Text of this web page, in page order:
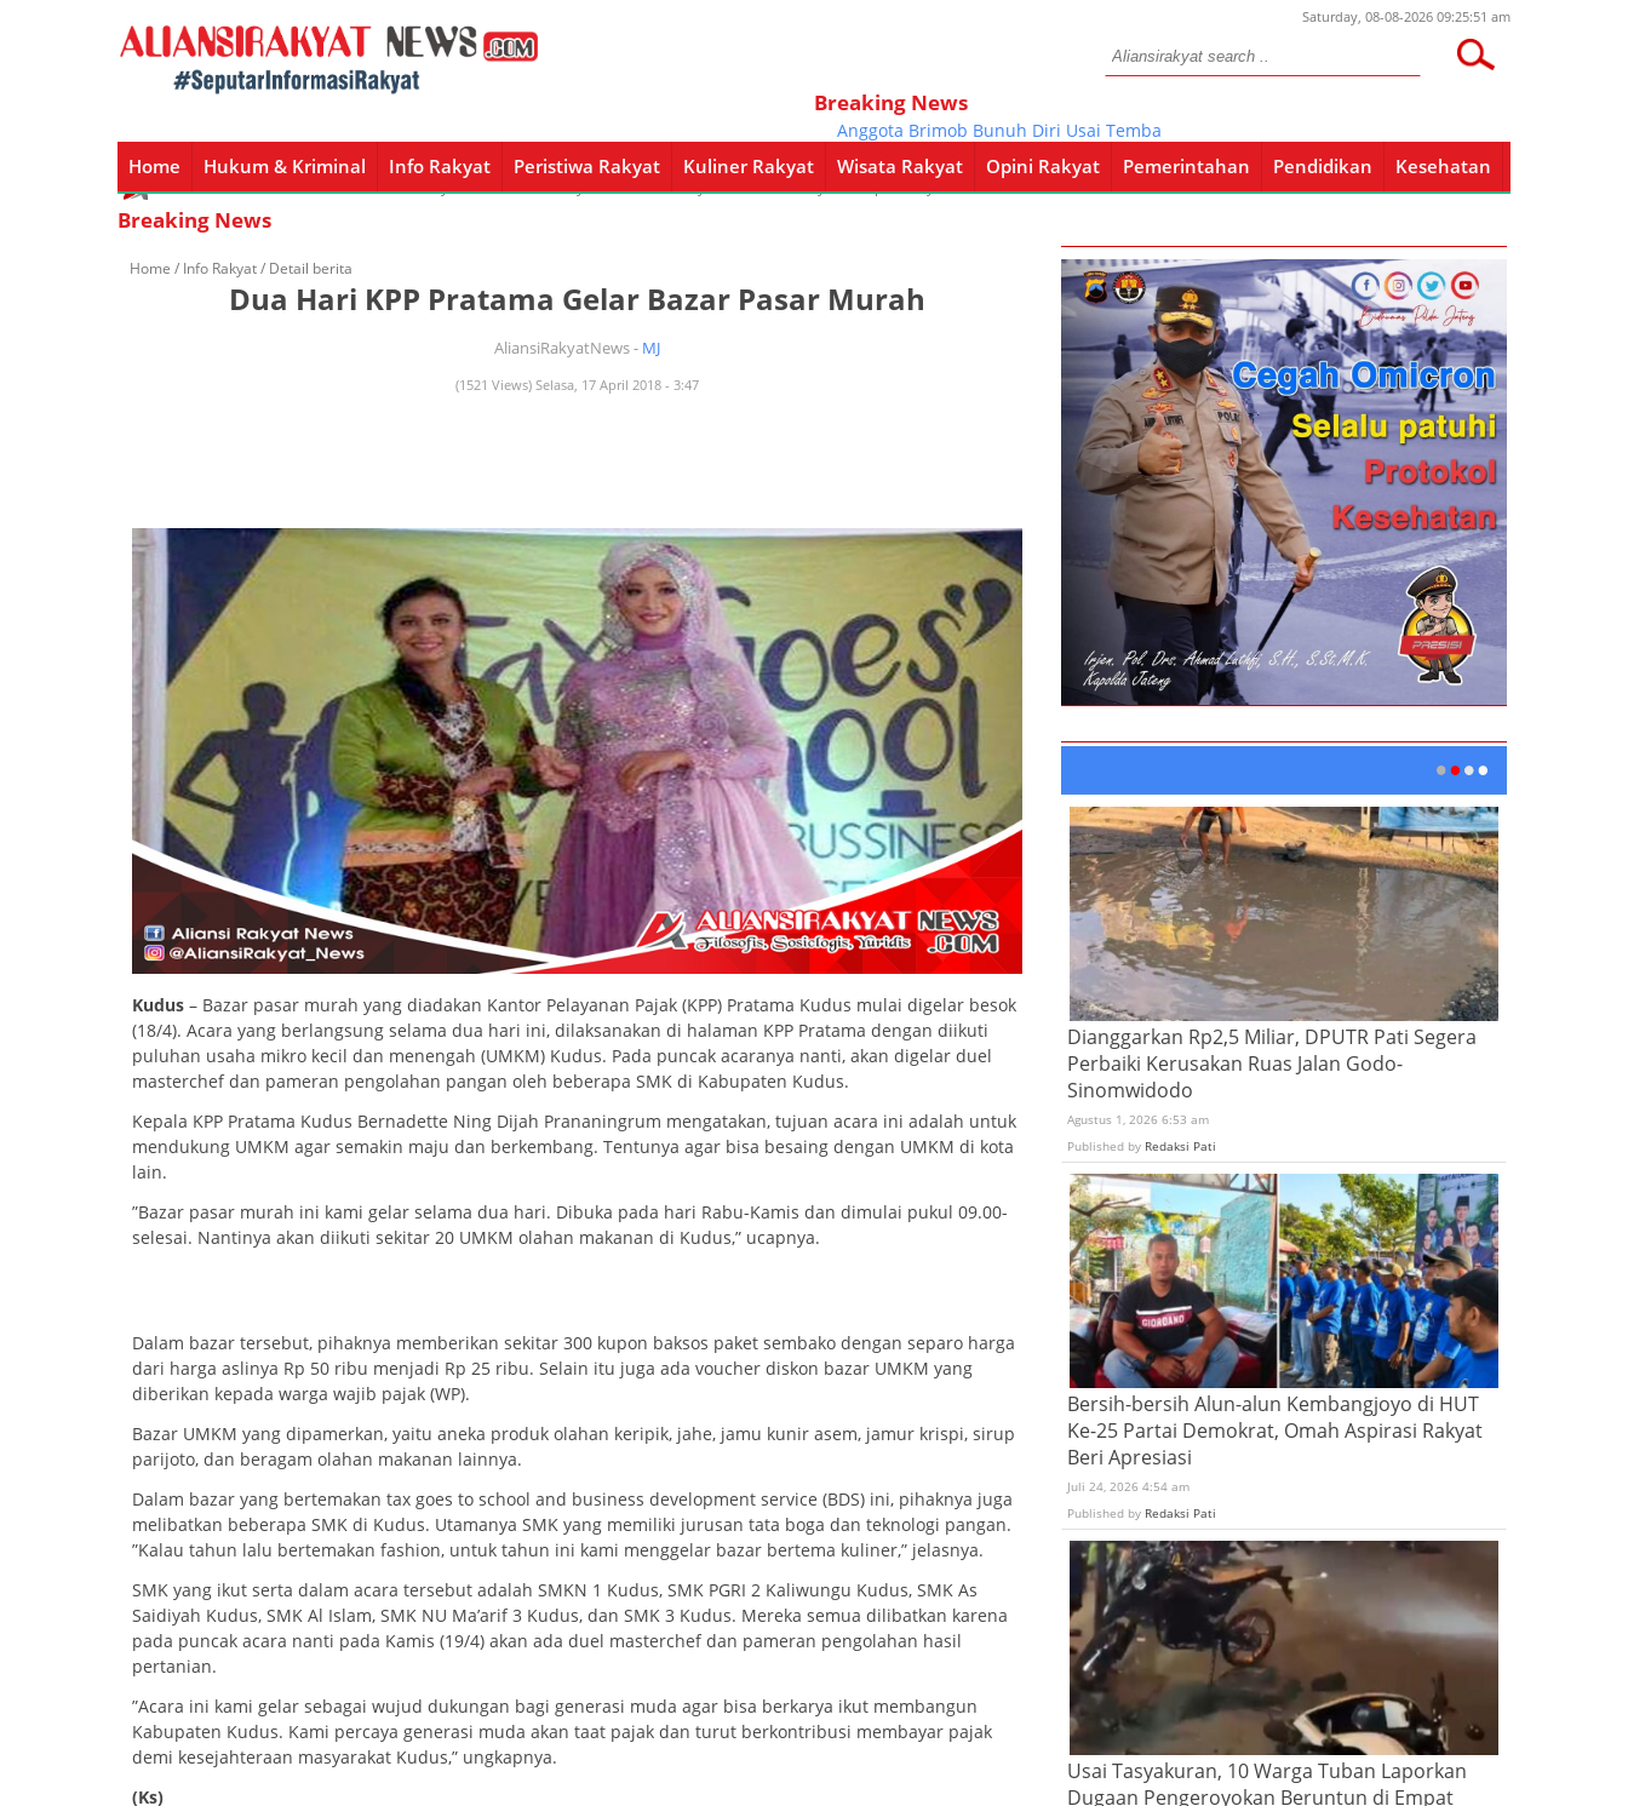
Saturday, 08-08-2026 09:25:51 am
Breaking News
Anggota Brimob Bunuh Diri Usai Tembak Mati Dua Rekannya
Home Hukum & Kriminal Info Rakyat Peristiwa Rakyat Kuliner Rakyat Wisata Rakyat Opini Rakyat Pemerintahan Pendidikan Kesehatan
Home Hukum & Kriminal Info Rakyat Peristiwa Rakyat Kuliner Rakyat Wisata Rakyat Opini Rakyat Pemerintahan Pendidikan Kesehatan
Breaking News
Home / Info Rakyat/ Detail berita
Dua Hari KPP Pratama Gelar Bazar Pasar Murah
AliansiRakyatNews - MJ
(1521 Views) Selasa, 17 April 2018 - 3:47
Kudus – Bazar pasar murah yang diadakan Kantor Pelayanan Pajak (KPP) Pratama Kudus mulai digelar besok
(18/4). Acara yang berlangsung selama dua hari ini, dilaksanakan di halaman KPP Pratama dengan diikuti
puluhan usaha mikro kecil dan menengah (UMKM) Kudus. Pada puncak acaranya nanti, akan digelar duel
masterchef dan pameran pengolahan pangan oleh beberapa SMK di Kabupaten Kudus.
Kepala KPP Pratama Kudus Bernadette Ning Dijah Prananingrum mengatakan, tujuan acara ini adalah untuk
mendukung UMKM agar semakin maju dan berkembang. Tentunya agar bisa besaing dengan UMKM di kota
lain.
”Bazar pasar murah ini kami gelar selama dua hari. Dibuka pada hari Rabu-Kamis dan dimulai pukul 09.00-
selesai. Nantinya akan diikuti sekitar 20 UMKM olahan makanan di Kudus,” ucapnya.
Dalam bazar tersebut, pihaknya memberikan sekitar 300 kupon baksos paket sembako dengan separo harga
dari harga aslinya Rp 50 ribu menjadi Rp 25 ribu. Selain itu juga ada voucher diskon bazar UMKM yang
diberikan kepada warga wajib pajak (WP).
Bazar UMKM yang dipamerkan, yaitu aneka produk olahan keripik, jahe, jamu kunir asem, jamur krispi, sirup
parijoto, dan beragam olahan makanan lainnya.
Dalam bazar yang bertemakan tax goes to school and business development service (BDS) ini, pihaknya juga
melibatkan beberapa SMK di Kudus. Utamanya SMK yang memiliki jurusan tata boga dan teknologi pangan.
”Kalau tahun lalu bertemakan fashion, untuk tahun ini kami menggelar bazar bertema kuliner,” jelasnya.
SMK yang ikut serta dalam acara tersebut adalah SMKN 1 Kudus, SMK PGRI 2 Kaliwungu Kudus, SMK As
Saidiyah Kudus, SMK Al Islam, SMK NU Ma’arif 3 Kudus, dan SMK 3 Kudus. Mereka semua dilibatkan karena
pada puncak acara nanti pada Kamis (19/4) akan ada duel masterchef dan pameran pengolahan hasil
pertanian.
”Acara ini kami gelar sebagai wujud dukungan bagi generasi muda agar bisa berkarya ikut membangun
Kabupaten Kudus. Kami percaya generasi muda akan taat pajak dan turut berkontribusi membayar pajak
demi kesejahteraan masyarakat Kudus,” ungkapnya.
(Ks)
Dianggarkan Rp2,5 Miliar, DPUTR Pati Segera
Perbaiki Kerusakan Ruas Jalan Godo-
Sinomwidodo
Agustus 1, 2026 6:53 am
Published by Redaksi Pati
Bersih-bersih Alun-alun Kembangjoyo di HUT
Ke-25 Partai Demokrat, Omah Aspirasi Rakyat
Beri Apresiasi
Juli 24, 2026 4:54 am
Published by Redaksi Pati
Usai Tasyakuran, 10 Warga Tuban Laporkan
Dugaan Pengeroyokan Beruntun di Empat